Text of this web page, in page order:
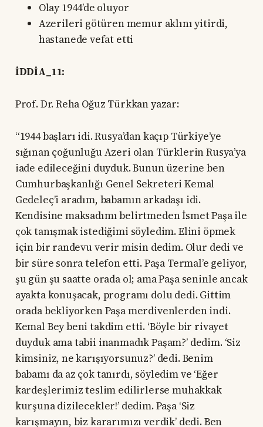
Olay 1944’de oluyor
Azerileri götüren memur aklını yitirdi,
hastanede vefat etti
İDDİA_11:
Prof. Dr. Reha Oğuz Türkkan yazar:
“1944 başları idi. Rusya’dan kaçıp Türkiye’ye
sığınan çoğunluğu Azeri olan Türklerin Rusya’ya
iade edileceğini duyduk. Bunun üzerine ben
Cumhurbaşkanlığı Genel Sekreteri Kemal
Gedeleç’i aradım, babamın arkadaşı idi.
Kendisine maksadımı belirtmeden İsmet Paşa ile
çok tanışmak istediğimi söyledim. Elini öpmek
için bir randevu verir misin dedim. Olur dedi ve
bir süre sonra telefon etti. Paşa Termal’e geliyor,
şu gün şu saatte orada ol; ama Paşa seninle ancak
ayakta konuşacak, programı dolu dedi. Gittim
orada bekliyorken Paşa merdivenlerden indi.
Kemal Bey beni takdim etti. ‘Böyle bir rivayet
duyduk ama tabii inanmadık Paşam?’ dedim. ‘Siz
kimsiniz, ne karışıyorsunuz?’ dedi. Benim
babamı da az çok tanırdı, söyledim ve ‘Eğer
kardeşlerimiz teslim edilirlerse muhakkak
kurşuna dizilecekler!’ dedim. Paşa ‘Siz
karışmayın, biz kararımızı verdik’ dedi. Ben